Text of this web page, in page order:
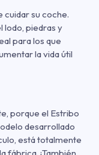
cuidar su coche.
lodo, piedras y
para los que
la vida útil
porque el Estribo
desarrollado
está totalmente